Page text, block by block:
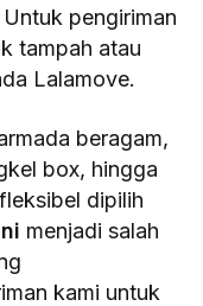
pengiriman
tampah atau
Lalamove.
beragam,
box, hingga
dipilih
menjadi salah
kami untuk